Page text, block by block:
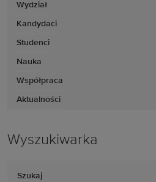
Wydział
Kandydaci
Studenci
Nauka
Współpraca
Aktualności
Wyszukiwarka
Szukaj